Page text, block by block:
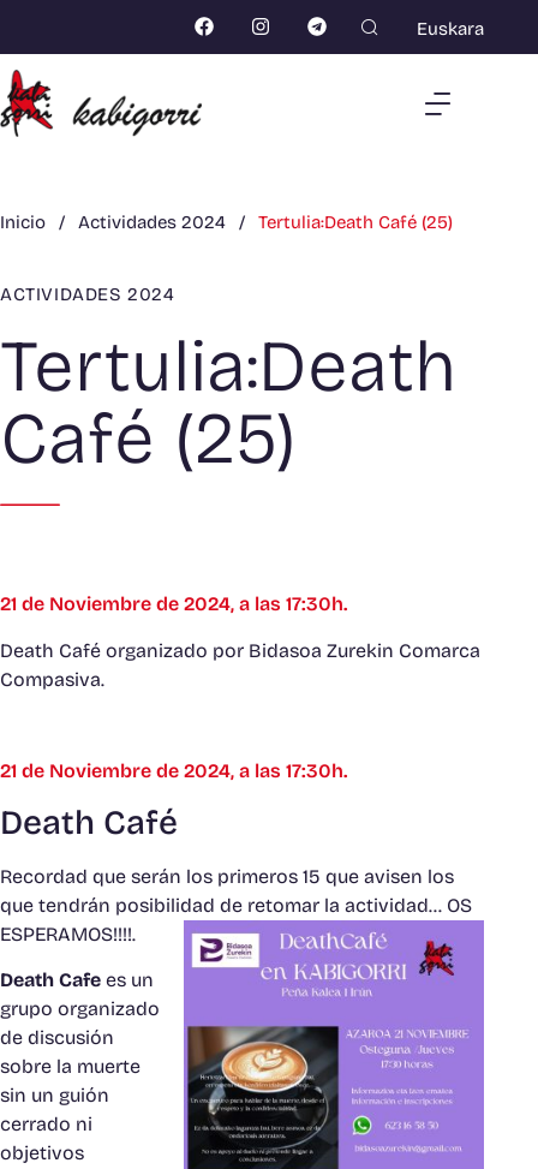
Euskara
Inicio / Actividades 2024 / Tertulia:Death Café (25)
ACTIVIDADES 2024
Tertulia:Death
Café (25)
21 de Noviembre de 2024, a las 17:30h.
Death Café organizado por Bidasoa Zurekin Comarca
Compasiva.
21 de Noviembre de 2024, a las 17:30h.
Death Café
Recordad que serán los primeros 15 que avisen los
que tendrán posibilidad de retomar la actividad… OS
ESPERAMOS!!!!.
Death Cafe es un
grupo organizado
de discusión
sobre la muerte
sin un guión
cerrado ni
objetivos